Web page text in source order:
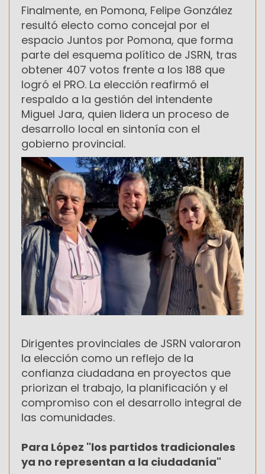
Finalmente, en Pomona, Felipe González
resultó electo como concejal por el
espacio Juntos por Pomona, que forma
parte del esquema político de JSRN, tras
obtener 407 votos frente a los 188 que
logró el PRO. La elección reafirmó el
respaldo a la gestión del intendente
Miguel Jara, quien lidera un proceso de
desarrollo local en sintonía con el
gobierno provincial.
Dirigentes provinciales de JSRN valoraron
la elección como un reflejo de la
confianza ciudadana en proyectos que
priorizan el trabajo, la planificación y el
compromiso con el desarrollo integral de
las comunidades.
Para López "los partidos tradicionales
ya no representan a la ciudadanía"